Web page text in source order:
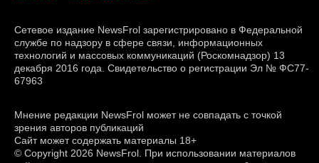
Сетевое издание NewsFrol зарегистрировано в Федеральной
службе по надзору в сфере связи, информационных
технологий и массовых коммуникаций (Роскомнадзор) 13
декабря 2016 года. Свидетельство о регистрации Эл № ФС77-
67963
Мнение редакции NewsFrol может не совпадать с точкой
зрения авторов публикаций
Сайт может содержать материалы 18+
© Copyright 2026 NewsFrol. При использовании материалов